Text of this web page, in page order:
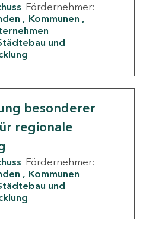
Fördernehmer:
Kommunen
und
besonderer
regionale
Fördernehmer:
Kommunen
und